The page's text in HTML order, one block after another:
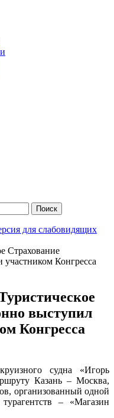
Поиск
для слабовидящих
Страхование
Конгресса
выступил
Конгресса
судна «Игорь
Казань – Москва,
организованный одной
– «Магазин